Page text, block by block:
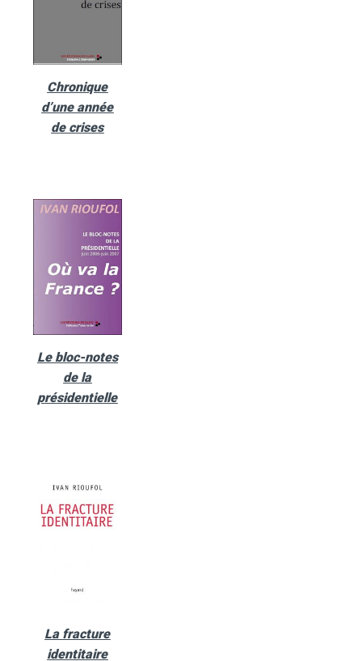
Chronique
d’une année
de crises
Le bloc-notes
de la
présidentielle
La fracture
identitaire